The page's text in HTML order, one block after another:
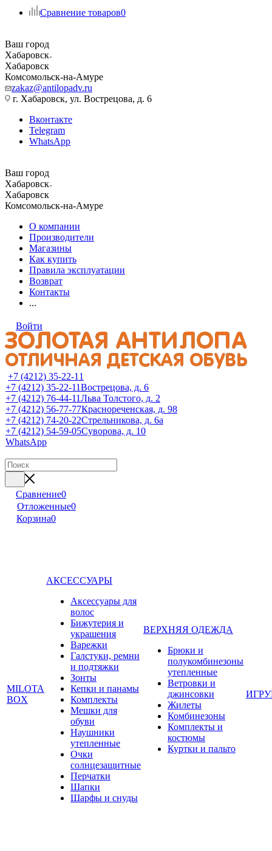
Сравнение товаров0
Ваш город
Хабаровск
Хабаровск
Комсомольск-на-Амуре
zakaz@antilopadv.ru
г. Хабаровск, ул. Вострецова, д. 6
Вконтакте
Telegram
WhatsApp
Ваш город
Хабаровск
Хабаровск
Комсомольск-на-Амуре
О компании
Производители
Магазины
Как купить
Правила эксплуатации
Возврат
Контакты
...
Войти
+7 (4212) 35-22-11
+7 (4212) 35-22-11Вострецова, д. 6
+7 (4212) 76-44-11Льва Толстого, д. 2
+7 (4212) 56-77-77Краснореченская, д. 98
+7 (4212) 74-20-22Стрельникова, д. 6а
+7 (4212) 54-59-05Суворова, д. 10
WhatsApp
Сравнение0
Отложенные0
Корзина0
MILOTA
BOX
АКСЕССУАРЫ
Аксессуары для
волос
Бижутерия и
украшения
Варежки
Галстуки, ремни
и подтяжки
Зонты
Кепки и панамы
Комплекты
Мешки для
обуви
Наушники
утепленные
Очки
солнцезащитные
Перчатки
Шапки
Шарфы и снуды
ВЕРХНЯЯ ОДЕЖДА
Брюки и
полукомбинезоны
утепленные
Ветровки и
джинсовки
Жилеты
Комбинезоны
Комплекты и
костюмы
Куртки и пальто